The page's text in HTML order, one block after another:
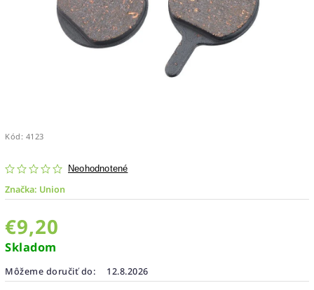
Kód: 4123
Neohodnotené
Značka: Union
€9,20
Skladom
Môžeme doručiť do: 12.8.2026